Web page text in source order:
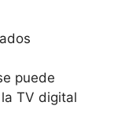
puede
TV digital